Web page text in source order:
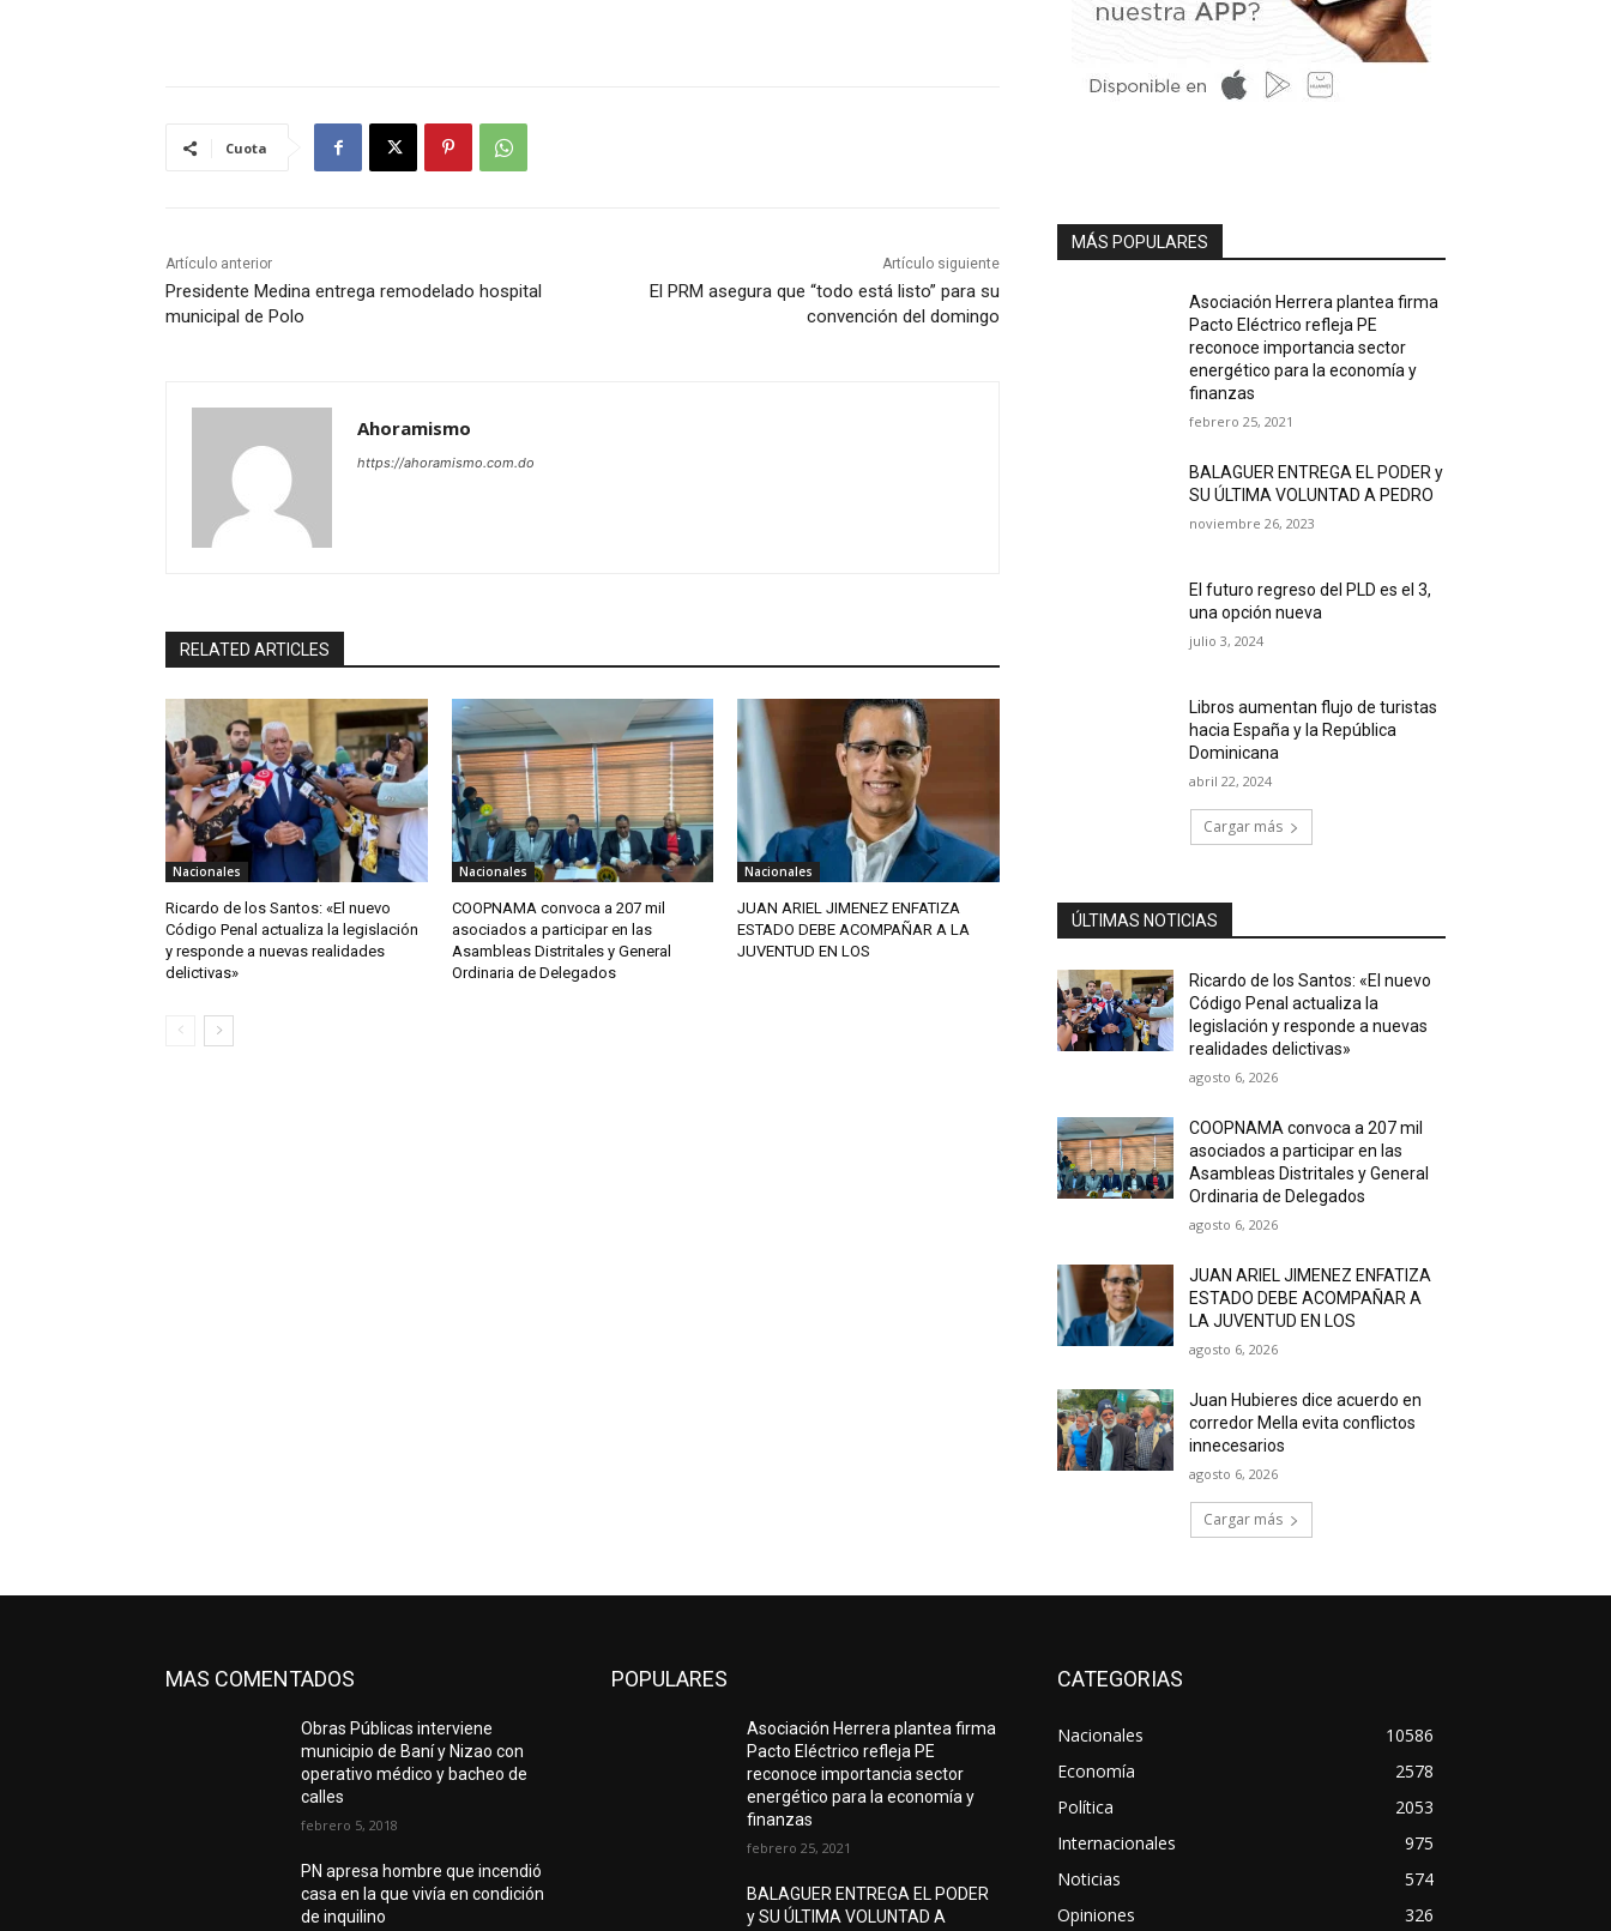
Cuota
Artículo anterior
Presidente Medina entrega remodelado hospital
municipal de Polo
Artículo siguiente
El PRM asegura que “todo está listo” para su
convención del domingo
Ahoramismo
https://ahoramismo.com.do
RELATED ARTICLES
Nacionales
Ricardo de los Santos: «El nuevo
Código Penal actualiza la legislación
y responde a nuevas realidades
delictivas»
Nacionales
COOPNAMA convoca a 207 mil
asociados a participar en las
Asambleas Distritales y General
Ordinaria de Delegados
Nacionales
JUAN ARIEL JIMENEZ ENFATIZA
ESTADO DEBE ACOMPAÑAR A LA
JUVENTUD EN LOS
MÁS POPULARES
Asociación Herrera plantea firma
Pacto Eléctrico refleja PE
reconoce importancia sector
energético para la economía y
finanzas
febrero 25, 2021
BALAGUER ENTREGA EL PODER y
SU ÚLTIMA VOLUNTAD A PEDRO
noviembre 26, 2023
El futuro regreso del PLD es el 3,
una opción nueva
julio 3, 2024
Libros aumentan flujo de turistas
hacia España y la República
Dominicana
abril 22, 2024
Cargar más
ÚLTIMAS NOTICIAS
Ricardo de los Santos: «El nuevo
Código Penal actualiza la
legislación y responde a nuevas
realidades delictivas»
agosto 6, 2026
COOPNAMA convoca a 207 mil
asociados a participar en las
Asambleas Distritales y General
Ordinaria de Delegados
agosto 6, 2026
JUAN ARIEL JIMENEZ ENFATIZA
ESTADO DEBE ACOMPAÑAR A
LA JUVENTUD EN LOS
agosto 6, 2026
Juan Hubieres dice acuerdo en
corredor Mella evita conflictos
innecesarios
agosto 6, 2026
Cargar más
MAS COMENTADOS
Obras Públicas interviene
municipio de Baní y Nizao con
operativo médico y bacheo de
calles
febrero 5, 2018
PN apresa hombre que incendió
casa en la que vivía en condición
de inquilino
POPULARES
Asociación Herrera plantea firma
Pacto Eléctrico refleja PE
reconoce importancia sector
energético para la economía y
finanzas
febrero 25, 2021
BALAGUER ENTREGA EL PODER
y SU ÚLTIMA VOLUNTAD A
CATEGORIAS
Nacionales
10586
Economía
2578
Política
2053
Internacionales
975
Noticias
574
Opiniones
326